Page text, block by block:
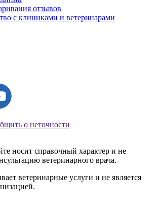
отзывов
с клиниками и ветеринарами
о неточности
носит справочный характер и не
ветеринарного врача.
ветеринарные услуги и не является